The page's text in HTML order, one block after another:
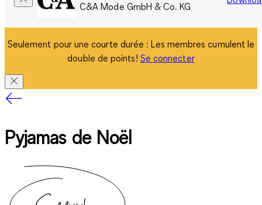
C&A Mode GmbH & Co. KG
Seulement pour une courte durée : Les membres cumulent le
double de points! Se connecter
Pyjamas de Noël